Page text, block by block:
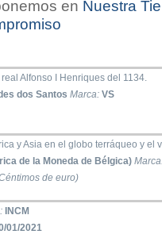
en Nuestra
Alfonso I Henriques del 1134.
dos Santos Marca: VS
y Asia en el globo terráqueo y el
de la Moneda de Bélgica)
de euro)
INCM
01/2021